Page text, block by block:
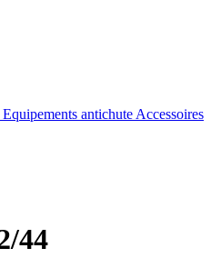
Equipements antichute Accessoires
44